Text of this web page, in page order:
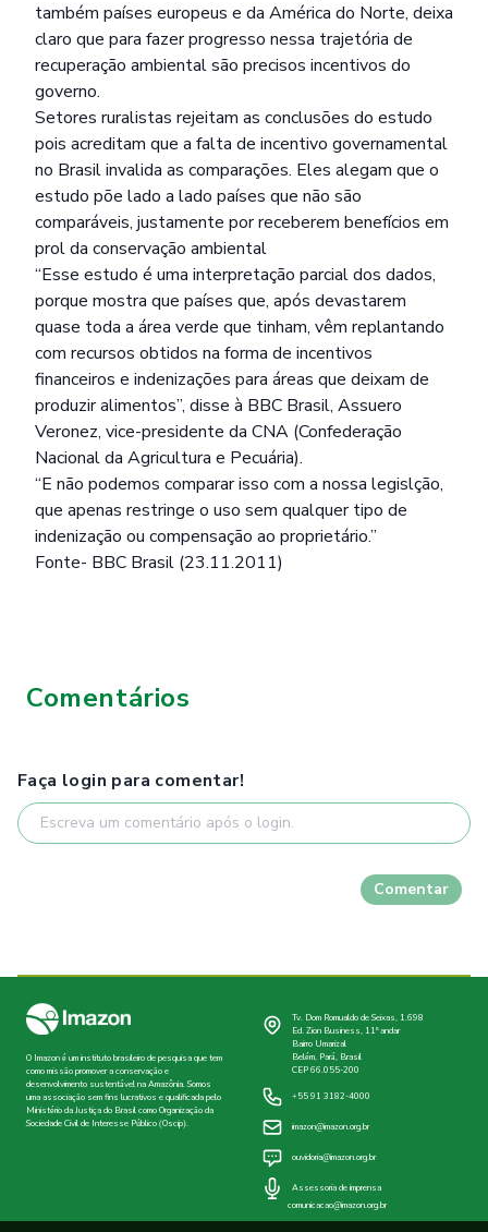
também países europeus e da América do Norte, deixa
claro que para fazer progresso nessa trajetória de
recuperação ambiental são precisos incentivos do
governo.
Setores ruralistas rejeitam as conclusões do estudo
pois acreditam que a falta de incentivo governamental
no Brasil invalida as comparações. Eles alegam que o
estudo põe lado a lado países que não são
comparáveis, justamente por receberem benefícios em
prol da conservação ambiental
“Esse estudo é uma interpretação parcial dos dados,
porque mostra que países que, após devastarem
quase toda a área verde que tinham, vêm replantando
com recursos obtidos na forma de incentivos
financeiros e indenizações para áreas que deixam de
produzir alimentos”, disse à BBC Brasil, Assuero
Veronez, vice-presidente da CNA (Confederação
Nacional da Agricultura e Pecuária).
“E não podemos comparar isso com a nossa legislção,
que apenas restringe o uso sem qualquer tipo de
indenização ou compensação ao proprietário.”
Fonte- BBC Brasil (23.11.2011)
Comentários
Faça login para comentar!
Comentar
O Imazon é um instituto brasileiro de pesquisa que tem
como missão promover a conservação e
desenvolvimento sustentável na Amazônia. Somos
uma associação sem fins lucrativos e qualificada pelo
Ministério da Justiça do Brasil como Organização da
Sociedade Civil de Interesse Público (Oscip).
Tv. Dom Romualdo de Seixas, 1.698
Ed. Zion Business, 11º andar
Bairro Umarizal
Belém, Pará, Brasil
CEP 66.055-200
+55 91 3182-4000
imazon@imazon.org.br
ouvidoria@imazon.org.br
Assessoria de imprensa
comunicacao@imazon.org.br